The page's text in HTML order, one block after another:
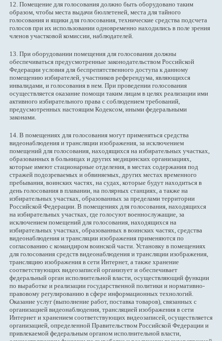
12. Помещение для голосования должно быть оборудовано таким
образом, чтобы места выдачи бюллетеней, места для тайного
голосования и ящики для голосования, технические средства подсчета
голосов при их использовании одновременно находились в поле зрения
членов участковой комиссии, наблюдателей.
13. При оборудовании помещения для голосования должны
обеспечиваться предусмотренные законодательством Российской
Федерации условия для беспрепятственного доступа к данному
помещению избирателей, участников референдума, являющихся
инвалидами, и голосования в нем. При проведении голосования
осуществляется оказание помощи таким лицам в целях реализации ими
активного избирательного права с соблюдением требований,
предусмотренных настоящим Кодексом, иными федеральными
законами.
14. В помещениях для голосования могут применяться средства
видеонаблюдения и трансляции изображения, за исключением
помещений для голосования, находящихся на избирательных участках,
образованных в больницах и других медицинских организациях,
которые имеют стационарные отделения, в местах содержания под
стражей подозреваемых и обвиняемых, других местах временного
пребывания, воинских частях, на судах, которые будут находиться в
день голосования в плавании, на полярных станциях, а также на
избирательных участках, образованных за пределами территории
Российской Федерации. В помещениях для голосования, находящихся
на избирательных участках, где голосуют военнослужащие, за
исключением помещений для голосования, находящихся на
избирательных участках, образованных в воинских частях, средства
видеонаблюдения и трансляции изображения применяются по
согласованию с командиром воинской части. Установку в помещениях
для голосования средств видеонаблюдения и трансляции изображения,
трансляцию изображения в сети Интернет, а также хранение
соответствующих видеозаписей организует и обеспечивает
федеральный орган исполнительной власти, осуществляющий функции
по выработке и реализации государственной политики и нормативно-
правовому регулированию в сфере информационных технологий.
Оказание услуг (выполнение работ, поставка товаров), связанных с
организацией видеонаблюдения, трансляцией изображения в сети
Интернет и хранением соответствующих видеозаписей, осуществляется
организацией, определенной Правительством Российской Федерации и
привлекаемой федеральным органом исполнительной власти,